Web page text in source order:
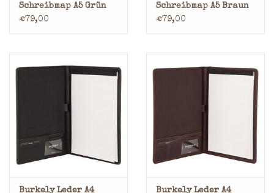
Schreibmap A5 Grün
€79,00
Schreibmap A5 Braun
€79,00
Burkely Leder A4 Burkely Leder A4